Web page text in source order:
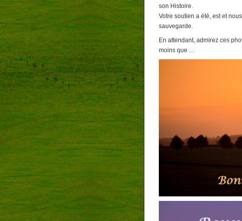
son Histoire.
Votre soutien a été, est et
sauvegarde.
En attendant, admirez ces
moins que …